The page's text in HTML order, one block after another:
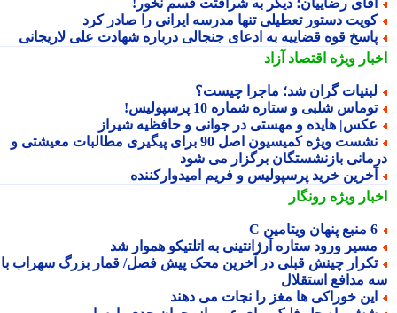
رضاییان؛ دیگر به شرافتت قسم نخور!
دستور تعطیلی تنها مدرسه ایرانی را صادر کرد
قوه قضاییه به ادعای جنجالی درباره شهادت علی لاریجانی
ویژهاقتصاد آزاد
گران شد؛ ماجرا چیست؟
شلبی و ستاره شماره 10 پرسپولیس!
هایده و مهستی در جوانی و حافظیه شیراز
نشست ویژه کمیسیون اصل 90 برای پیگیری مطالبات معیشتی و
بازنشستگان برگزار می شود
خرید پرسپولیس و فریم امیدوارکننده
ویژهرونگار
ورود ستاره آرژانتینی به اتلتیکو هموار شد
چینش قبلی در آخرین محک پیش فصل/ قمار بزرگ سهراب با
مدافع استقلال
خوراکی ها مغز را نجات می دهند